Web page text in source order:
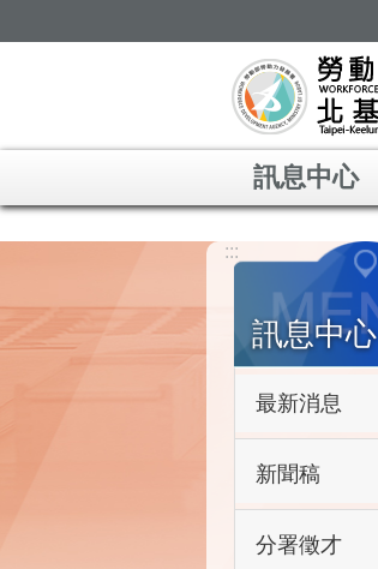
訊息中心
:::
訊息中心
最新消息
新聞稿
分署徵才